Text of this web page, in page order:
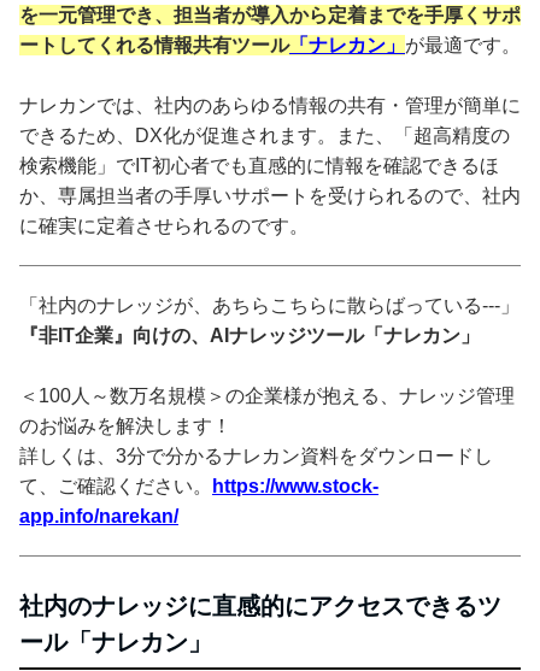
を一元管理でき、担当者が導入から定着までを手厚くサポ
ートしてくれる情報共有ツール「ナレカン」 が最適です。
ナレカンでは、社内のあらゆる情報の共有・管理が簡単に
できるため、DX化が促進されます。また、「超高精度の
検索機能」でIT初心者でも直感的に情報を確認できるほ
か、専属担当者の手厚いサポートを受けられるので、社内
に確実に定着させられるのです。
「社内のナレッジが、あちらこちらに散らばっている---」
『非IT企業』向けの、AIナレッジツール「ナレカン」
＜100人～数万名規模＞の企業様が抱える、ナレッジ管理
のお悩みを解決します！
詳しくは、3分で分かるナレカン資料をダウンロードし
て、ご確認ください。
https://www.stock-
app.info/narekan/
社内のナレッジに直感的にアクセスできるツ
ール「ナレカン」